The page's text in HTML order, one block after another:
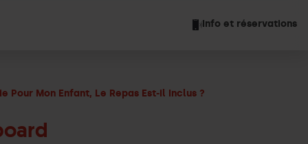
Info et réservations
Pour Mon Enfant, Le Repas Est-il Inclus ?